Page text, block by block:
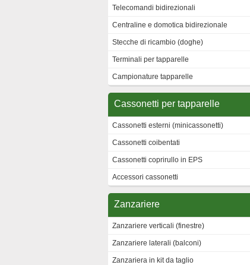
Telecomandi bidirezionali
Centraline e domotica bidirezionale
Stecche di ricambio (doghe)
Terminali per tapparelle
Campionature tapparelle
Cassonetti per tapparelle
Cassonetti esterni (minicassonetti)
Cassonetti coibentati
Cassonetti coprirullo in EPS
Accessori cassonetti
Zanzariere
Zanzariere verticali (finestre)
Zanzariere laterali (balconi)
Zanzariera in kit da taglio